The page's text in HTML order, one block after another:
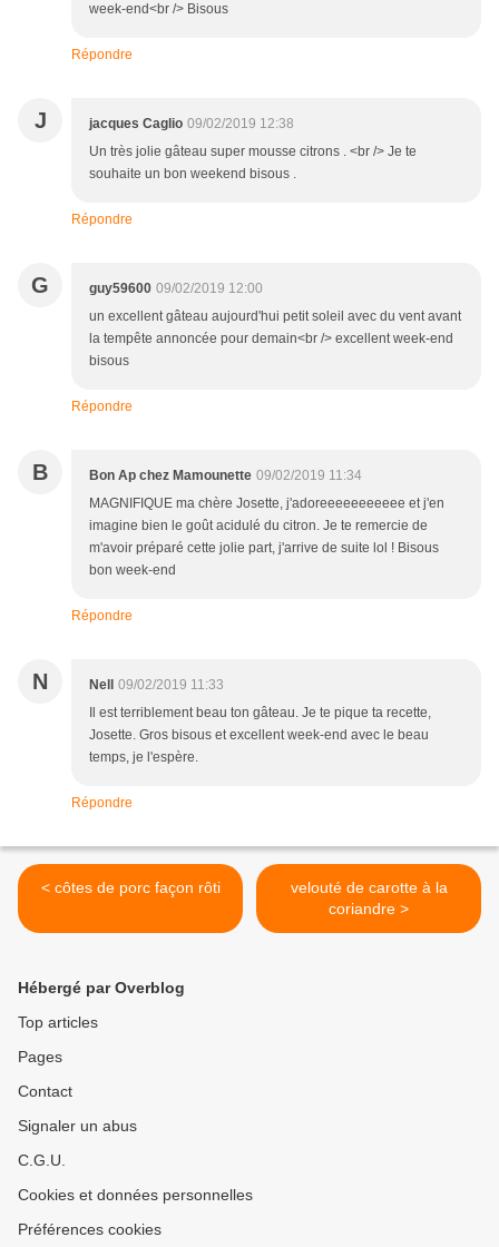
week-end<br /> Bisous
Répondre
J jacques Caglio 09/02/2019 12:38
Un très jolie gâteau super mousse citrons . <br /> Je te
souhaite un bon weekend bisous .
Répondre
G guy59600 09/02/2019 12:00
un excellent gâteau aujourd'hui petit soleil avec du vent avant
la tempête annoncée pour demain<br /> excellent week-end
bisous
Répondre
B Bon Ap chez Mamounette 09/02/2019 11:34
MAGNIFIQUE ma chère Josette, j'adoreeeeeeeeeee et j'en
imagine bien le goût acidulé du citron. Je te remercie de
m'avoir préparé cette jolie part, j'arrive de suite lol ! Bisous
bon week-end
Répondre
N Nell
09/02/2019 11:33
Il est terriblement beau ton gâteau. Je te pique ta recette,
Josette. Gros bisous et excellent week-end avec le beau
temps, je l'espère.
Répondre
< côtes de porc façon rôti
velouté de carotte à la
coriandre >
Hébergé par Overblog
Top articles
Pages
Contact
Signaler un abus
C.G.U.
Cookies et données personnelles
Préférences cookies